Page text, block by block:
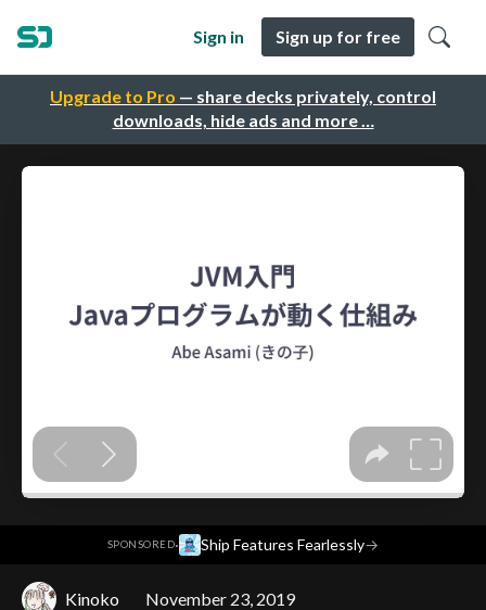
Upgrade to Pro — share decks privately, control
downloads, hide ads and more …
Sign in Sign up for free
SPONSORED· Ship Features Fearlessly→
Kinoko November 23, 2019